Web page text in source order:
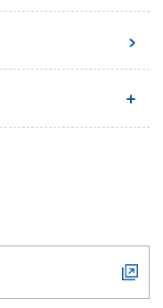
ト
の賛同
数